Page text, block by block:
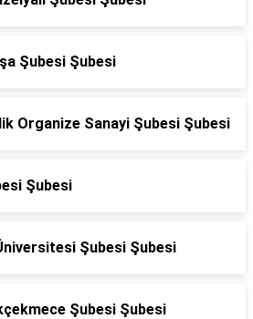
Şubesi Şubesi
Organize Sanayi Şubesi Şubesi
Şubesi
Şubesi Şubesi
Şubesi Şubesi